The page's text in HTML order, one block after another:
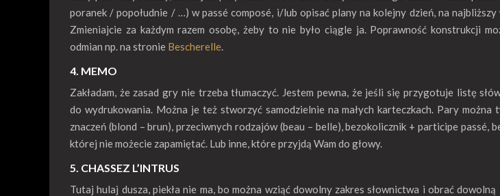
poranek / popołudnie / …) w passé composé, i/lub opisać plany na kolejny dzień, na
Zmieniajcie za każdym razem osobę, żeby to nie było ciągle ja. Poprawność konstrukcji
odmian np. na stronie Bescherelle.
4. MEMO
Zakładam, że zasad gry nie trzeba tłumaczyć. Jestem pewna, że jeśli się przygotuje listę
do wydrukowania. Można je też stworzyć samodzielnie na małych karteczkach. Pary można
znaczeń (blond – brun), przeciwnych rodzajów (beau – belle), bezokolicznik + participe passé,
której nie możecie zapamiętać. Lub inne, które przyjdą Wam do głowy.
5. CHASSEZ L’INTRUS
Tutaj hulaj dusza, piekła nie ma, bo można wziąć dowolny zakres słownictwa i obrać